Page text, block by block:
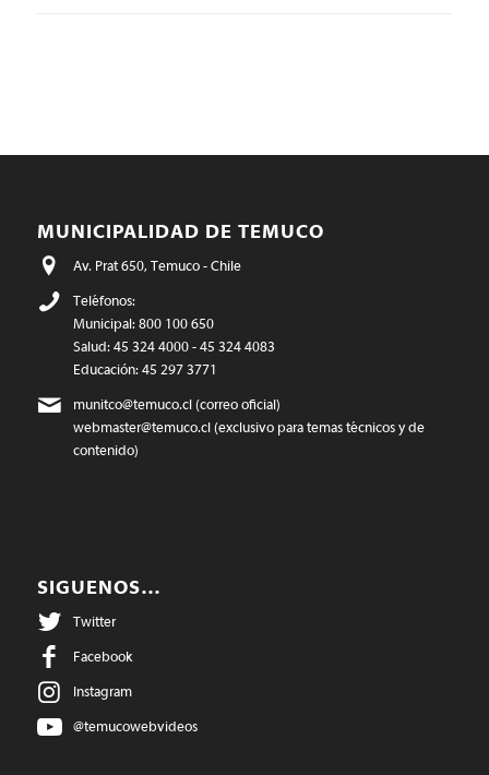
MUNICIPALIDAD DE TEMUCO
Av. Prat 650, Temuco - Chile
Teléfonos:
Municipal: 800 100 650
Salud: 45 324 4000 - 45 324 4083
Educación: 45 297 3771
munitco@temuco.cl(correo oficial)
webmaster@temuco.cl(exclusivo para temas técnicos y de
contenido)
SIGUENOS…
Twitter
Facebook
Instagram
@temucowebvideos